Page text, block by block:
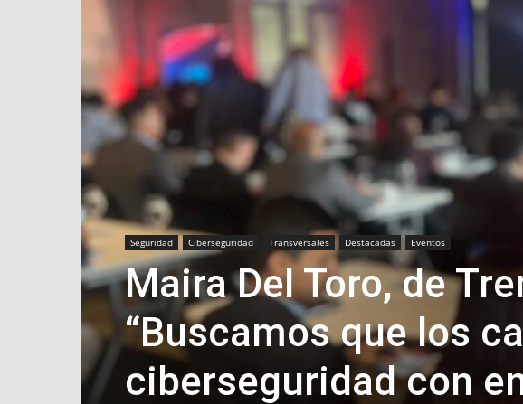
Seguridad Ciberseguridad Transversales Destacadas Eventos
Maira Del Toro, de
“Buscamos que los
ciberseguridad con